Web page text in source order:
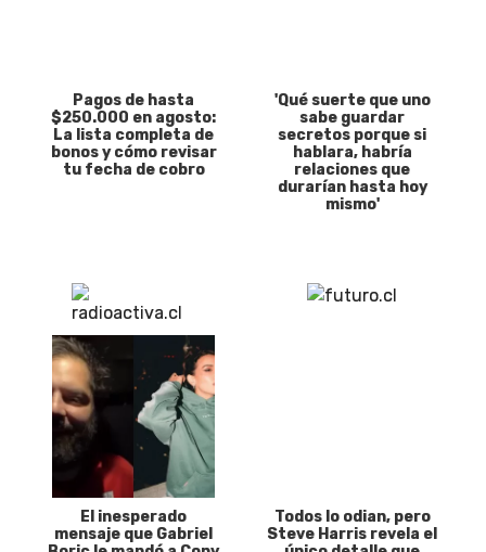
Pagos de hasta
$250.000 en agosto:
La lista completa de
bonos y cómo revisar
tu fecha de cobro
'Qué suerte que uno
sabe guardar
secretos porque si
hablara, habría
relaciones que
durarían hasta hoy
mismo'
El inesperado
mensaje que Gabriel
Todos lo odian, pero
Steve Harris revela el